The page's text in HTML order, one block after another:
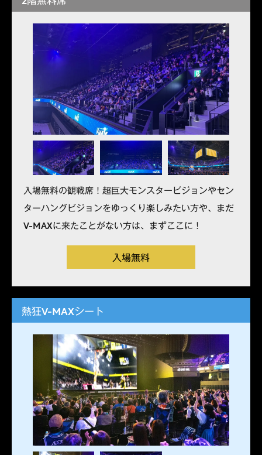
入場無料の観戦席！超巨大モンスタービジョンやセン
ターハングビジョンをゆっくり楽しみたい方や、まだ
V-MAXに来たことがない方は、まずここに！
入場無料
熱狂V-MAXシート